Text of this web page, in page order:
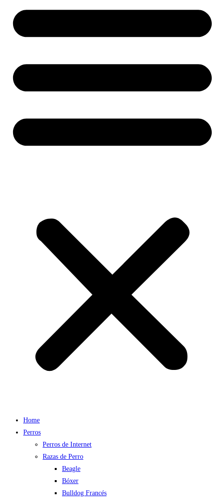
Home
Perros
Perros de Internet
Razas de Perro
Beagle
Bóxer
Bulldog Francés